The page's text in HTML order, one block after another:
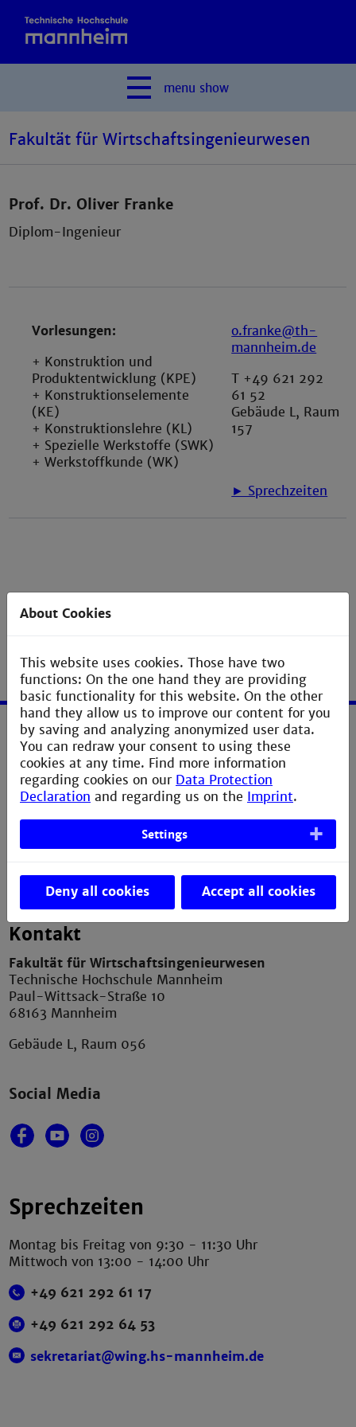
menu show
Fakultät für Wirtschaftsingenieurwesen
Prof. Dr. Oliver Franke
Diplom-Ingenieur
Vorlesungen:
+ Konstruktion und
Produktentwicklung (KPE)
+ Konstruktionselemente
(KE)
+ Konstruktionslehre (KL)
+ Spezielle Werkstoffe (SWK)
+ Werkstoffkunde (WK)
o.franke@th-
mannheim.de
T +49 621 292
61 52
Gebäude L, Raum
157
► Sprechzeiten
Service
Imprint
Erklärung zur Barrierefreiheit
Datenschutzerklärung
Kontakt
Fakultät für Wirtschaftsingenieurwesen
Technische Hochschule Mannheim
Paul-Wittsack-Straße 10
68163 Mannheim
Gebäude L, Raum 056
Social Media
Sprechzeiten
Montag bis Freitag von 9:30 - 11:30 Uhr
Mittwoch von 13:00 - 14:00 Uhr
+49 621 292 61 17
+49 621 292 64 53
sekretariat@wing.hs-mannheim.de
About Cookies
This website uses cookies. Those have two
functions: On the one hand they are providing
basic functionality for this website. On the other
hand they allow us to improve our content for you
by saving and analyzing anonymized user data.
You can redraw your consent to using these
cookies at any time. Find more information
regarding cookies on our Data Protection
Declaration and regarding us on the Imprint.
Settings
Deny all cookies Accept all cookies